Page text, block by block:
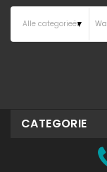
CATEGORIE